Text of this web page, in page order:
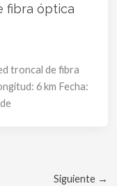
fibra óptica
troncal de fibra
6 km Fecha:
Siguiente →